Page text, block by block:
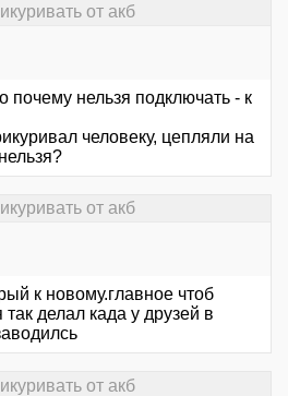
от акб
почему нельзя подключать - к
человеку, цепляли на
от акб
к новому.главное чтоб
делал када у друзей в
от акб